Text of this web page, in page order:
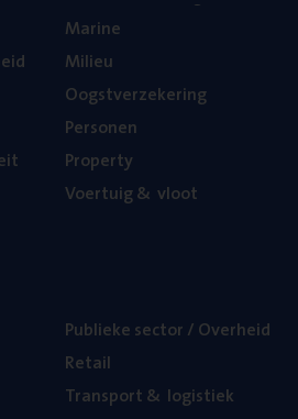
Mari­ne
Mili­eu
Oogst­ver­ze­ke­ring
Per­so­nen
Pro­per­ty
Voer­tuig& vloot
Publie­ke sec­tor / Overheid
Retail
Trans­port& logistiek